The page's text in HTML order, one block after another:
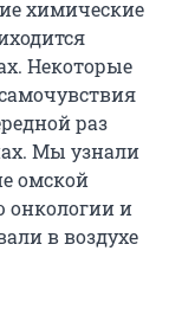
химические
Некоторые
раз
Мы узнали
омской
онкологии и
в воздухе